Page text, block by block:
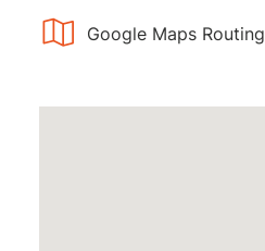
Google Maps Routing